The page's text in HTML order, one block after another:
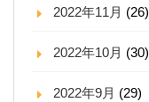
2022年11月 (26)
2022年10月 (30)
2022年9月 (29)